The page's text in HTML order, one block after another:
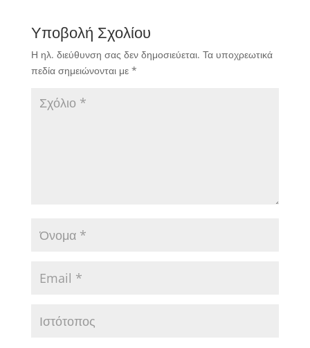
Υποβολή Σχολίου
Η ηλ. διεύθυνση σας δεν δημοσιεύεται. Τα υποχρεωτικά
πεδία σημειώνονται με *